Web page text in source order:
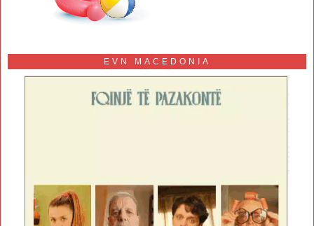
EVN MACEDONIA